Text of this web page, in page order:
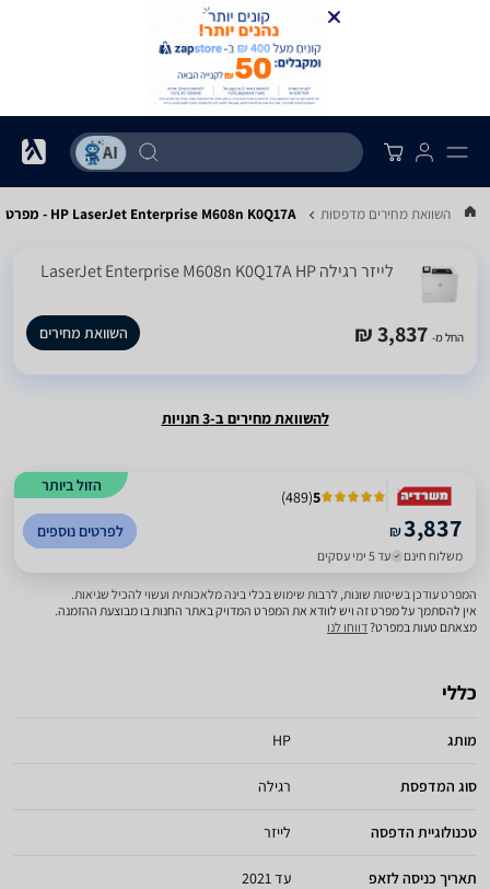
... השוואת מחירים מדפסות HP LaserJet Enterprise M608n‎ K0Q17A - מפרט
‏לייזר ‏רגילה LaserJet Enterprise M608n‎ K0Q17A HP
החל מ- 3,837 ₪ השוואת מחירים
להשוואת מחירים ב-3 חנויות
הזול ביותר
5
(
489
)
₪3,837
משלוח חינם עד 5 ימי עסקים
לפרטים נוספים
המפרט עודכן בשיטות שונות, לרבות שימוש בכלי בינה מלאכותית ועשוי להכיל שגיאות.
אין להסתמך על מפרט זה ויש לוודא את המפרט המדויק באתר החנות בו מבוצעת ההזמנה.
מצאתם טעות במפרט?דווחו לנו
כללי
מותג HP
סוג המדפסת רגילה
טכנולוגיית הדפסה לייזר
תאריך כניסה לזאפ עד 2021